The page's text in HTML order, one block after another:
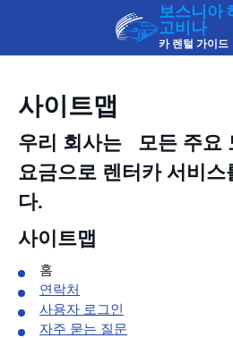
보스니아
고비나
카 렌털 가이드
사이트맵
우리 회사는
모든 주요
요금으로 렌터카 서비스
다.
사이트맵
홈
연락처
사용자 로그인
자주 묻는 질문